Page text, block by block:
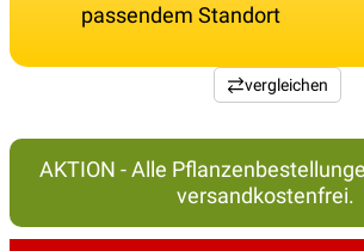
passendem Standort
vergleichen
AKTION - Alle
versandkostenfrei.